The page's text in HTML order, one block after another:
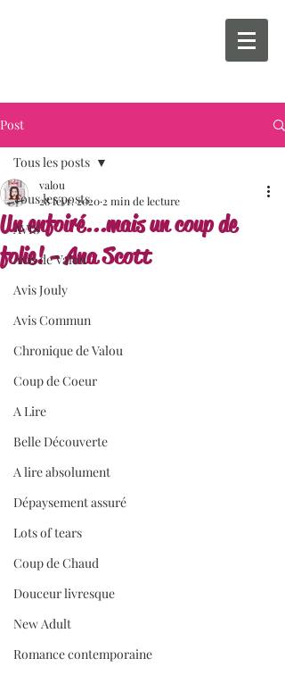
Post
Tous les posts
AVIS
Avis de Valou
Avis Jouly
Avis Commun
Chronique de Valou
Coup de Coeur
A Lire
Belle Découverte
A lire absolument
Dépaysement assuré
Lots of tears
Coup de Chaud
Douceur livresque
New Adult
Romance contemporaine
Tous les posts
Un enfoiré...mais un coup de
folie! - Ana Scott
valou
28 févr. 2020 2 min de lecture